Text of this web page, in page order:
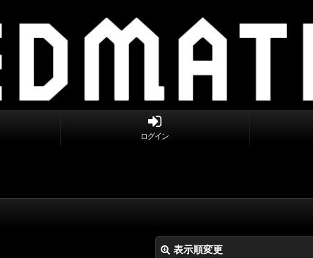
ログイン
表示順変更